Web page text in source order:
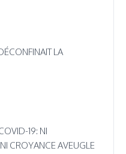
LA
19: NI
CROYANCE AVEUGLE